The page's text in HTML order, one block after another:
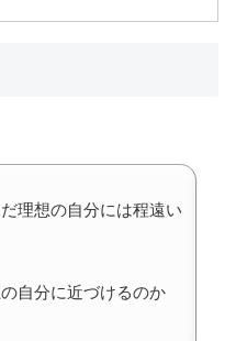
理想の自分には程遠い
自分に近づけるのか